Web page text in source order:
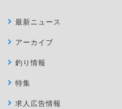
最新ニュース
アーカイブ
釣り情報
特集
求人広告情報